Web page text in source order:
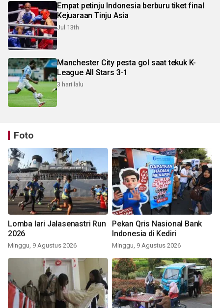
Empat petinju Indonesia berburu tiket final
Kejuaraan Tinju Asia
Jul 13th
Manchester City pesta gol saat tekuk K-
League All Stars 3-1
3 hari lalu
Foto
Lomba lari Jalasenastri Run
2026
Minggu, 9 Agustus 2026
Pekan Qris Nasional Bank
Indonesia di Kediri
Minggu, 9 Agustus 2026